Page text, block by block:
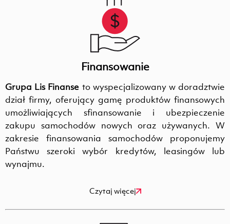
Finansowanie
Grupa Lis Finanse to wyspecjalizowany w doradztwie
dział firmy, oferujący gamę produktów finansowych
umożliwiających sfinansowanie i ubezpieczenie
zakupu samochodów nowych oraz używanych. W
zakresie finansowania samochodów proponujemy
Państwu szeroki wybór kredytów, leasingów lub
wynajmu.
Czytaj więcej